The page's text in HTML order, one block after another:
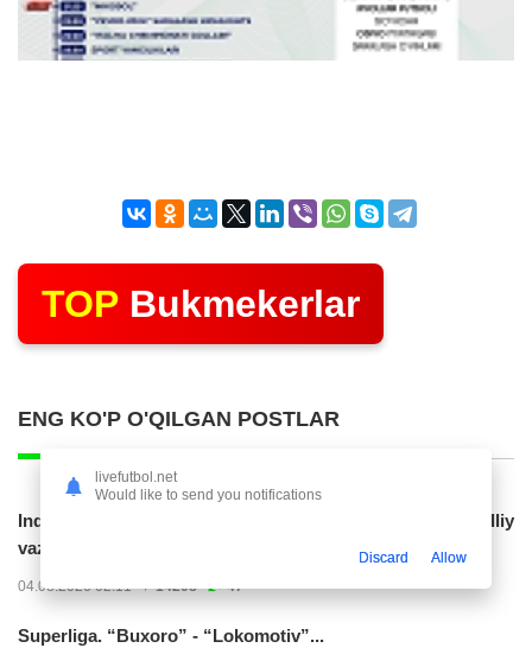
TOP Bukmekerlar
ENG KO'P O'QILGAN POSTLAR
Indoneziya prezidenti JCH-2030ga chiqishni umummilliy
vazifa deb...
04.08.2026 02:11 14208 47
Superliga. “Buxoro” - “Lokomotiv”...
livefutbol.net
Would like to send you notifications
Discard Allow